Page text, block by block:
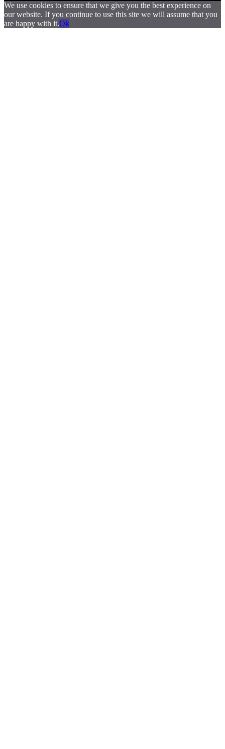
We use cookies to ensure that we give you the best experience on
our website. If you continue to use this site we will assume that you
are happy with it.Ok